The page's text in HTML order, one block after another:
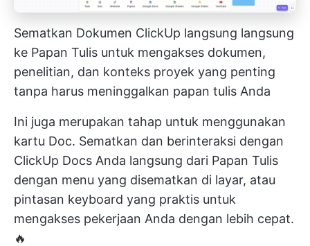
Sematkan Dokumen ClickUp langsung langsung
ke Papan Tulis untuk mengakses dokumen,
penelitian, dan konteks proyek yang penting
tanpa harus meninggalkan papan tulis Anda
Ini juga merupakan tahap untuk menggunakan
kartu Doc. Sematkan dan berinteraksi dengan
ClickUp Docs Anda langsung dari Papan Tulis
dengan menu yang disematkan di layar, atau
pintasan keyboard yang praktis untuk
mengakses pekerjaan Anda dengan lebih cepat.
🔥